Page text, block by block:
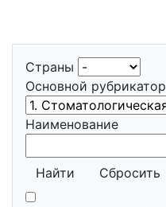
Страны
Основной рубрикатор
Наименование
Найти Сбросить